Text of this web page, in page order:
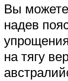
Вы
надев
на тягу